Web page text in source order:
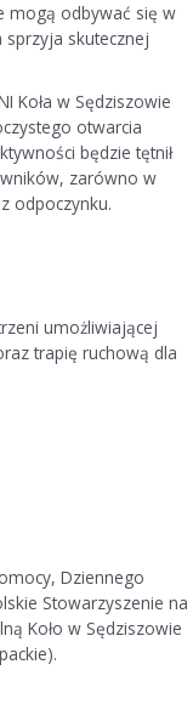
mogą odbywać się w
skutecznej
Koła w Sędziszowie
otwarcia
będzie tętnił
zarówno w
odpoczynku.
umożliwiającej
trapię ruchową dla
Dziennego
Stowarzyszenie na
Koło w Sędziszowie